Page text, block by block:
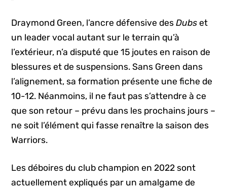
Draymond Green, l’ancre défensive desDubset
un leader vocal autant sur le terrain qu’à
l’extérieur, n’a disputé que 15 joutes en raison de
blessures et de suspensions. Sans Green dans
l’alignement, sa formation présente une fiche de
10-12. Néanmoins, il ne faut pas s’attendre à ce
que son retour – prévu dans les prochains jours –
ne soit l’élément qui fasse renaître la saison des
Warriors.
Les déboires du club champion en 2022 sont
actuellement expliqués par un amalgame de